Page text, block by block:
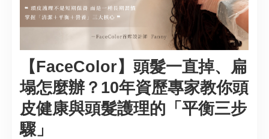
【FaceColor】頭髮一直掉、扁
塌怎麼辦？10年資歷專家教你頭
皮健康與頭髮護理的「平衡三步
驟」